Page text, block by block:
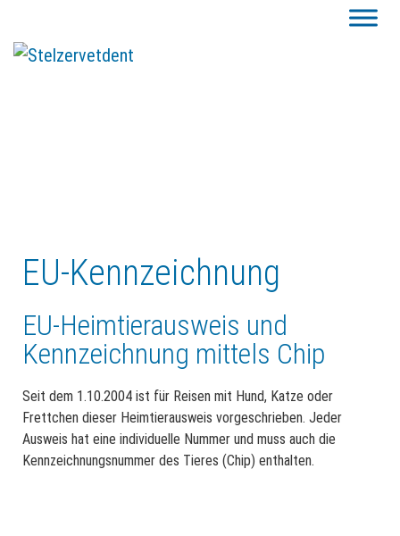
EU-Kennzeichnung
EU-Heimtierausweis und
Kennzeichnung mittels Chip
Seit dem 1.10.2004 ist für Reisen mit Hund, Katze oder
Frettchen dieser Heimtierausweis vorgeschrieben. Jeder
Ausweis hat eine individuelle Nummer und muss auch die
Kennzeichnungsnummer des Tieres (Chip) enthalten.